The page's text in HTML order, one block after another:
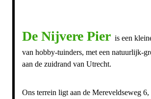
De Nijvere Pieris een
van hobby-tuinders, met een natuurlijk-
aan de zuidrand van Utrecht.
Ons terrein ligt aan de Mereveldseweg 6,